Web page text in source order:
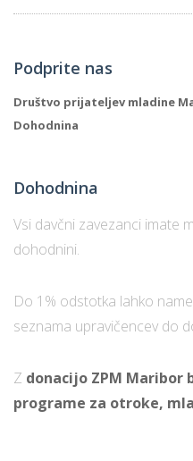
Podprite nas
Društvo prijateljev mladine
Dohodnina
Dohodnina
Vsi davčni zavezanci imate
dohodnini.
Do 1% odstotka lahko
seznama upravičencev do
Z donacijo ZPM Maribor
programe za otroke,